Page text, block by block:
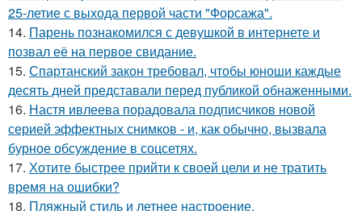
25-летие с выхода первой части "Форсажа".
14. Парень познакомился с девушкой в интернете и
позвал её на первое свидание.
15. Спартанский закон требовал, чтобы юноши каждые
десять дней представали перед публикой обнаженными.
16. Настя ивлеева порадовала подписчиков новой
серией эффектных снимков - и, как обычно, вызвала
бурное обсуждение в соцсетях.
17. Хотите быстрее прийти к своей цели и не тратить
время на ошибки?
18. Пляжный стиль и летнее настроение.